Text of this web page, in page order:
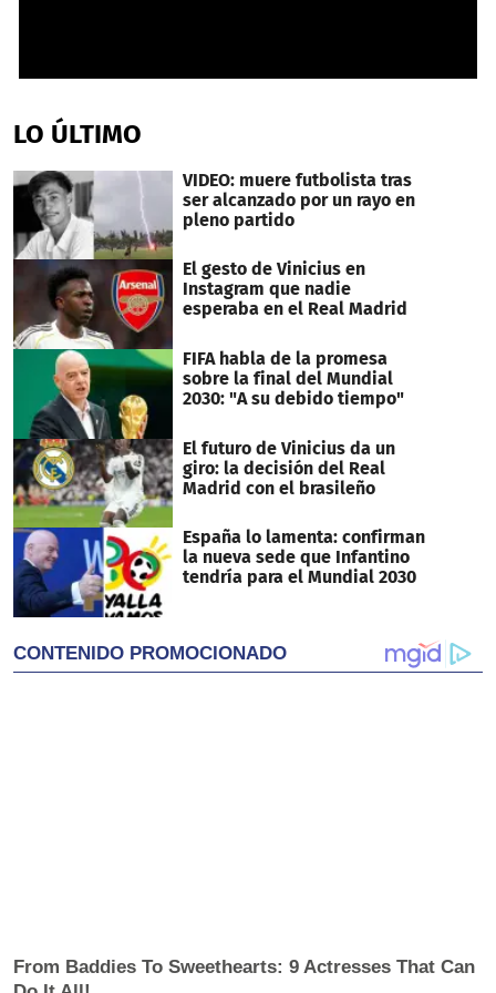
of
29
LO ÚLTIMO
VIDEO: muere futbolista tras
ser alcanzado por un rayo en
pleno partido
El gesto de Vinicius en
Instagram que nadie
esperaba en el Real Madrid
FIFA habla de la promesa
sobre la final del Mundial
2030: "A su debido tiempo"
El futuro de Vinicius da un
giro: la decisión del Real
Madrid con el brasileño
España lo lamenta: confirman
la nueva sede que Infantino
tendría para el Mundial 2030